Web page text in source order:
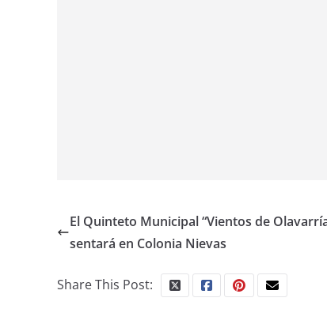
El Quinteto Municipal “Vientos de
sentará en Colonia Nievas
Share This Post: